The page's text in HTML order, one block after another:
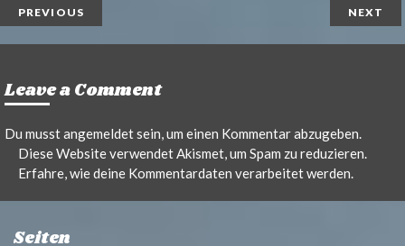
PREVIOUS NEXT
Leave a Comment
Du musstangemeldetsein, um einen Kommentar abzugeben.
Diese Website verwendet Akismet, um Spam zu reduzieren.
Erfahre, wie deine Kommentardaten verarbeitet werden.
Seiten